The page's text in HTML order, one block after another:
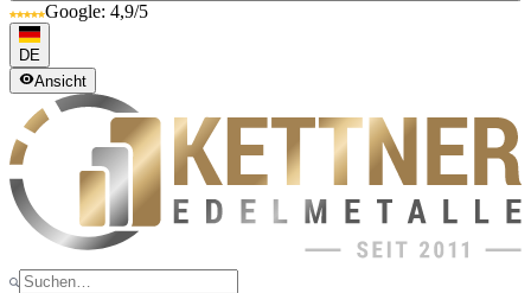
Google: 4,9/5
DE
Ansicht